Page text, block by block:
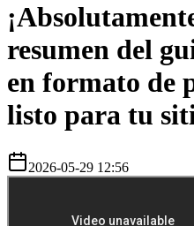
resumen del
en formato de
listo para tu
2026-05-29 12:56